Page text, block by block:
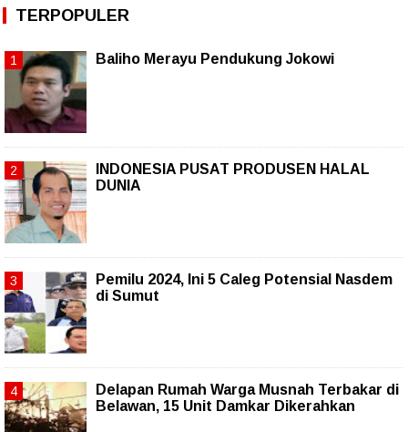
TERPOPULER
Baliho Merayu Pendukung Jokowi
INDONESIA PUSAT PRODUSEN HALAL
DUNIA
Pemilu 2024, Ini 5 Caleg Potensial Nasdem
di Sumut
Delapan Rumah Warga Musnah Terbakar di
Belawan, 15 Unit Damkar Dikerahkan